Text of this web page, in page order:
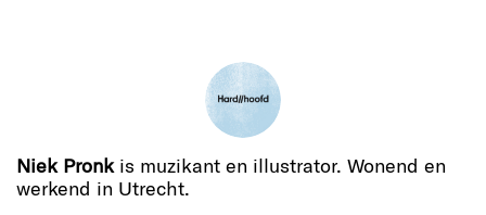
Niek Pronkis muzikant en illustrator. Wonend en
werkend in Utrecht.